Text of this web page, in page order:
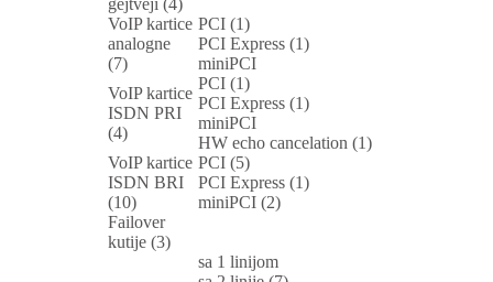
gejtveji (4)
VoIP kartice
analogne
(7)
PCI (1)
PCI Express (1)
miniPCI
VoIP kartice
ISDN PRI
(4)
PCI (1)
PCI Express (1)
miniPCI
HW echo cancelation (1)
VoIP kartice
ISDN BRI
(10)
PCI (5)
PCI Express (1)
miniPCI (2)
Failover
kutije (3)
sa 1 linijom